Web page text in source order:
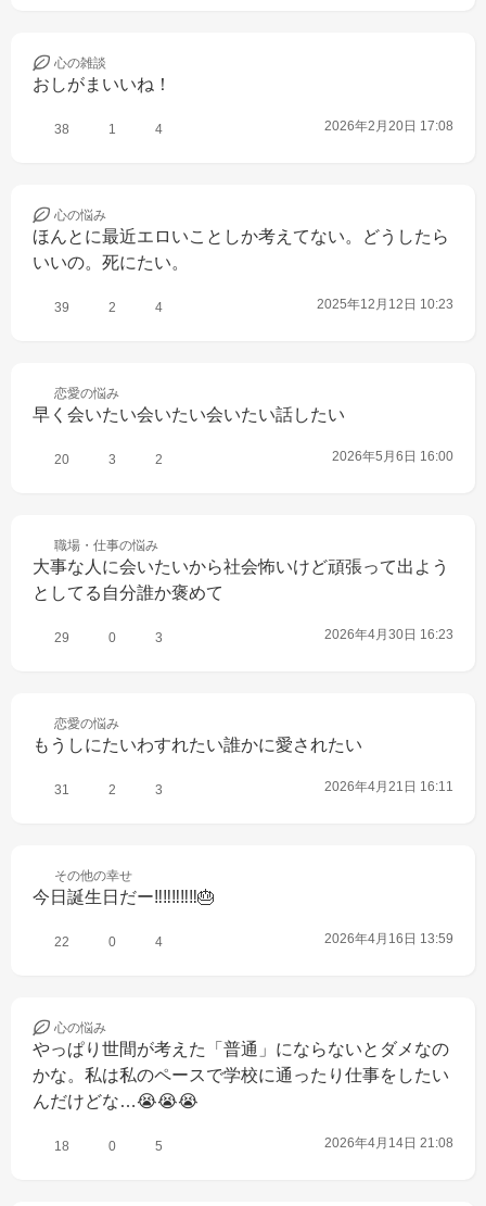
心の雑談
おしがまいいね！
38 1 4 2026年2月20日 17:08
心の悩み
ほんとに最近エロいことしか考えてない。どうしたら
いいの。死にたい。
39 2 4 2025年12月12日 10:23
恋愛の悩み
早く会いたい会いたい会いたい話したい
20 3 2 2026年5月6日 16:00
職場・仕事の悩み
大事な人に会いたいから社会怖いけど頑張って出よう
としてる自分誰か褒めて
29 0 3 2026年4月30日 16:23
恋愛の悩み
もうしにたいわすれたい誰かに愛されたい
31 2 3 2026年4月21日 16:11
その他の幸せ
今日誕生日だー‼️‼️‼️‼️‼️🎂
22 0 4 2026年4月16日 13:59
心の悩み
やっぱり世間が考えた「普通」にならないとダメなの
かな。私は私のペースで学校に通ったり仕事をしたい
んだけどな…😭😭😭
18 0 5 2026年4月14日 21:08